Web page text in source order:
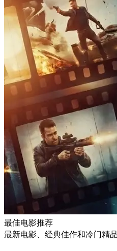
最佳电影推荐
最新电影、经典佳作和冷门精